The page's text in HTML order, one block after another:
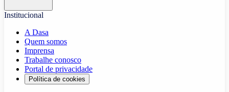
Institucional
A Dasa
Quem somos
Imprensa
Trabalhe conosco
Portal de privacidade
Política de cookies